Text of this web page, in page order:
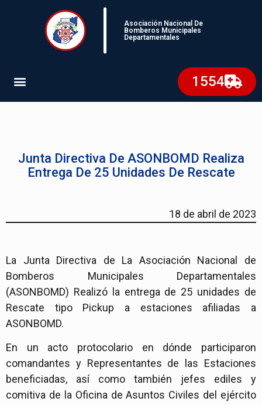
Asociación Nacional De
Bomberos Municipales
Departamentales
1554
Junta Directiva De ASONBOMD Realiza
Entrega De 25 Unidades De Rescate
18 de abril de 2023
La Junta Directiva de La Asociación Nacional de
Bomberos Municipales Departamentales
(ASONBOMD) Realizó la entrega de 25 unidades de
Rescate tipo Pickup a estaciones afiliadas a
ASONBOMD.
En un acto protocolario en dónde participaron
comandantes y Representantes de las Estaciones
beneficiadas, así como también jefes ediles y
comitiva de la Oficina de Asuntos Civiles del ejército